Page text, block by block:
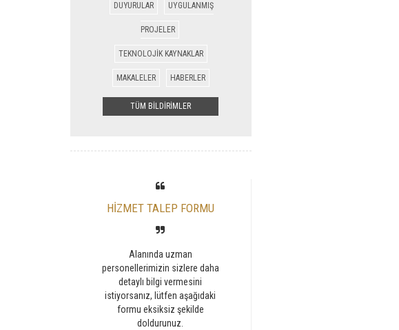
DUYURULAR UYGULANMIŞ
PROJELER
TEKNOLOJİK KAYNAKLAR
MAKALELER HABERLER
TÜM BİLDİRİMLER
HİZMET TALEP FORMU
Alanında uzman
personellerimizin sizlere daha
detaylı bilgi vermesini
istiyorsanız, lütfen aşağıdaki
formu eksiksiz şekilde
doldurunuz.